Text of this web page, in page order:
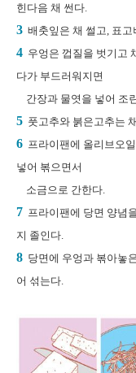
힌다음 채 썬다.
3 배춧잎은 채 썰고, 표
4 우엉은 껍질을 벗기고
다가 부드러워지면
간장과 물엿을 넣어 조
5 풋고추와 붉은고추는
6 프라이팬에 올리브오
넣어 볶으면서
소금으로 간한다.
7 프라이팬에 당면 양념
지 졸인다.
8 당면에 우엉과 볶아놓
어 섞는다.